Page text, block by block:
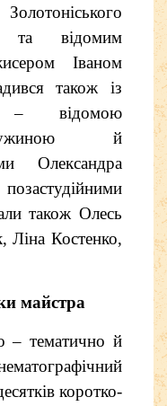
та відомим
Іваном
також із
– відомою
й
Олександра
також Олесь
Ліна Костенко,
майстра
– тематично й
коротко-